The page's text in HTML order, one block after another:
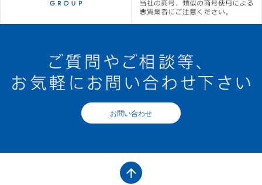
お問い合わせ